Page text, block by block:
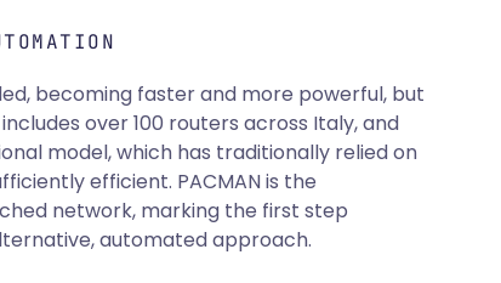
becoming faster and more powerful, but
over 100 routers across Italy, and
model, which has traditionally relied on
efficient. PACMAN is the
network, marking the first step
automated approach.